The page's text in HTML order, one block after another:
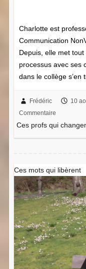
Charlotte est
Communication
Depuis, elle met
processus avec ses
dans le collège
Frédéric 10
Commentaire
Ces profs qui
Ces mots qui libèrent